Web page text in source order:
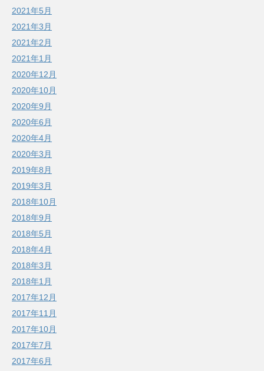
2021年5月
2021年3月
2021年2月
2021年1月
2020年12月
2020年10月
2020年9月
2020年6月
2020年4月
2020年3月
2019年8月
2019年3月
2018年10月
2018年9月
2018年5月
2018年4月
2018年3月
2018年1月
2017年12月
2017年11月
2017年10月
2017年7月
2017年6月